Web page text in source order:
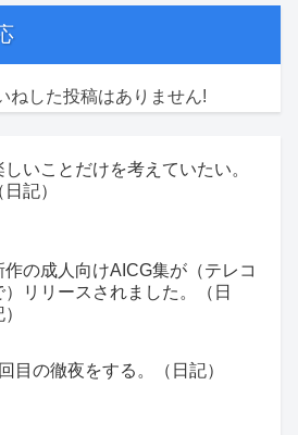
ねした投稿はありません!
しいことだけを考えていたい。
日記）
作の成人向けAICG集が（テレコ
）リリースされました。（日
目の徹夜をする。（日記）